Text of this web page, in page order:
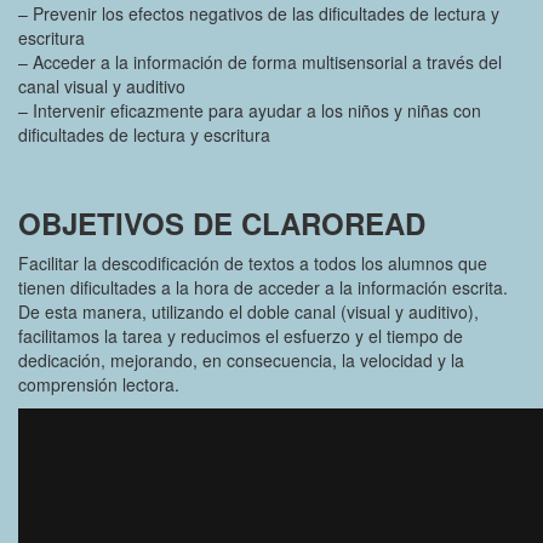
– Prevenir los efectos negativos de las dificultades de lectura y
escritura
– Acceder a la información de forma multisensorial a través del
canal visual y auditivo
– Intervenir eficazmente para ayudar a los niños y niñas con
dificultades de lectura y escritura
OBJETIVOS DE CLAROREAD
Facilitar la descodificación de textos a todos los alumnos que
tienen dificultades a la hora de acceder a la información escrita.
De esta manera, utilizando el doble canal (visual y auditivo),
facilitamos la tarea y reducimos el esfuerzo y el tiempo de
dedicación, mejorando, en consecuencia, la velocidad y la
comprensión lectora.